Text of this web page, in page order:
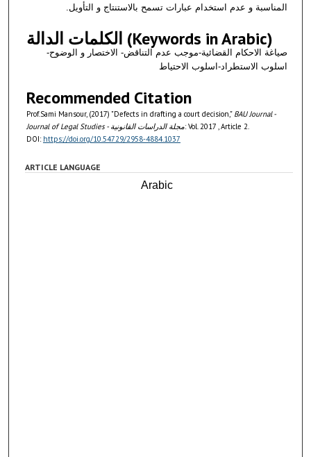
المناسبة و عدم استخدام عبارات تسمح بالاستنتاج و التأويل.
الكلمات الدالة (Keywords in Arabic)
صياغة الاحكام القضائية-موجب عدم التناقض- الاختصار و الوضوح-
اسلوب الاستطراد-اسلوب الاحتياط
Recommended Citation
Prof.Sami Mansour, (2017) "Defects in drafting a court decision," BAU Journal -
Journal of Legal Studies - مجلة الدراسات القانونية: Vol. 2017 , Article 2.
DOI: https://doi.org/10.54729/2958-4884.1037
ARTICLE LANGUAGE
Arabic